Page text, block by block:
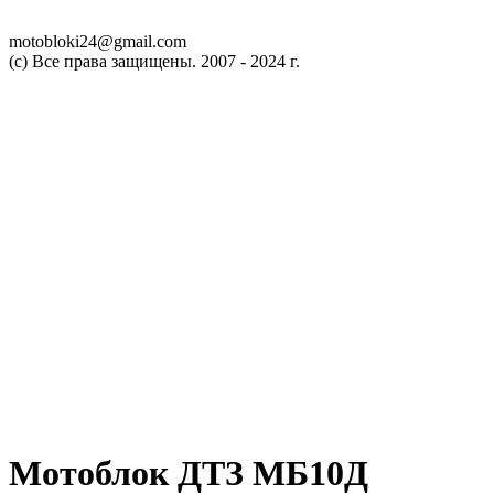
motobloki24@gmail.com
(c) Все права защищены. 2007 - 2024 г.
Мотоблок ДТЗ МБ10Д